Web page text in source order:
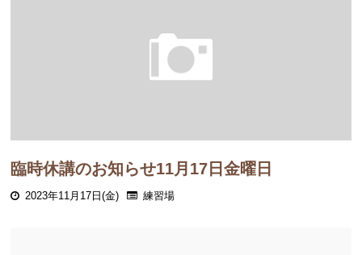
臨時休講のお知らせ11月17日金曜日
2023年11月17日(金) 練習場